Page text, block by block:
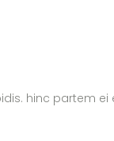
hinc partem ei